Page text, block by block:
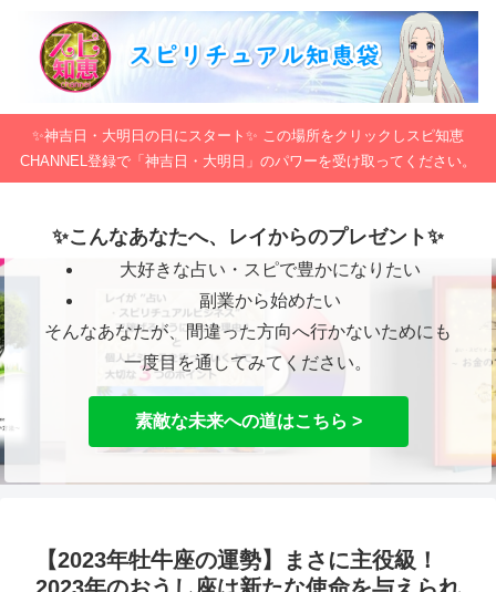
✨神吉日・大明日の日にスタート✨ この場所をクリックしスピ知恵
CHANNEL登録で「神吉日・大明日」のパワーを受け取ってください。
✨こんなあなたへ、レイからのプレゼント✨
大好きな占い・スピで豊かになりたい
副業から始めたい
そんなあなたが、間違った方向へ行かないためにも
一度目を通してみてください。
素敵な未来への道はこちら >
【2023年牡牛座の運勢】まさに主役級！